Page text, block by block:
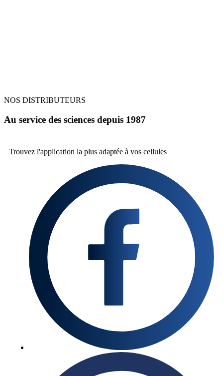
NOS DISTRIBUTEURS
Au service des sciences depuis 1987
Trouvez l'application la plus adaptée à vos cellules